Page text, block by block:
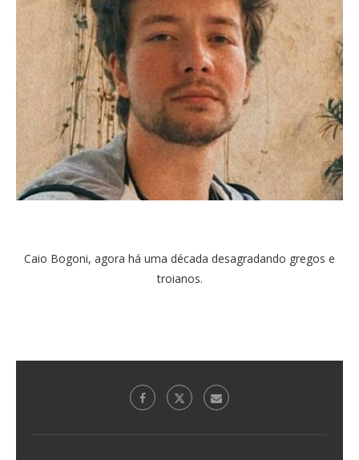
Caio Bogoni, agora há uma década desagradando gregos e
troianos.